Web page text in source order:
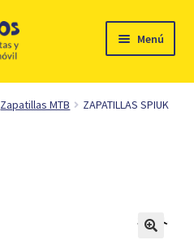
Menú
Zapatillas MTB
ZAPATILLAS SPIUK